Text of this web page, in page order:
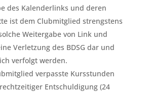
des Kalenderlinks und deren
ist dem Clubmitglied strengstens
Weitergabe von Link und
Verletzung des BDSG dar und
verfolgt werden.
verpasste Kursstunden
Entschuldigung (24